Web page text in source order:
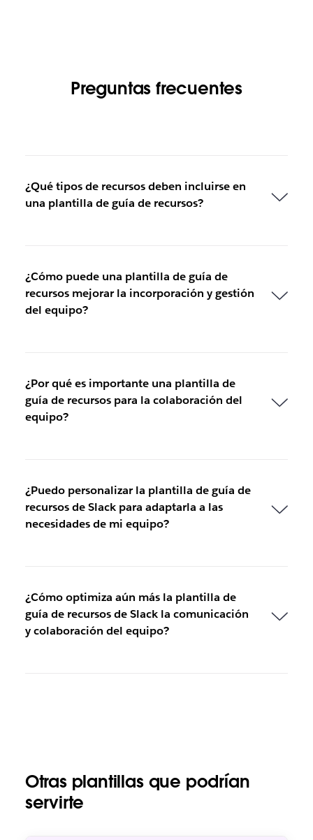
Preguntas frecuentes
¿Qué tipos de recursos deben incluirse en
una plantilla de guía de recursos?
¿Cómo puede una plantilla de guía de
recursos mejorar la incorporación y gestión
del equipo?
¿Por qué es importante una plantilla de
guía de recursos para la colaboración del
equipo?
¿Puedo personalizar la plantilla de guía de
recursos de Slack para adaptarla a las
necesidades de mi equipo?
¿Cómo optimiza aún más la plantilla de
guía de recursos de Slack la comunicación
y colaboración del equipo?
Otras plantillas que podrían
servirte